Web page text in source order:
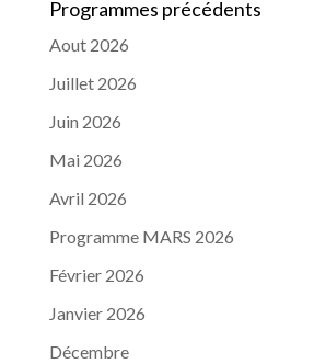
Programmes précédents
Aout 2026
Juillet 2026
Juin 2026
Mai 2026
Avril 2026
Programme MARS 2026
Février 2026
Janvier 2026
Décembre